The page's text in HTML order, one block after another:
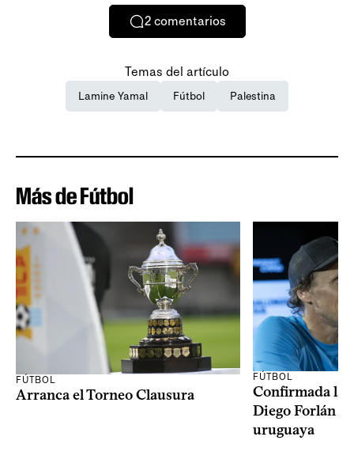
2 comentarios
Temas del artículo
Lamine Yamal Fútbol Palestina
Más de Fútbol
FÚTBOL
Arranca el Torneo Clausura
FÚTBOL
Confirmada la
Diego Forlán
uruguaya